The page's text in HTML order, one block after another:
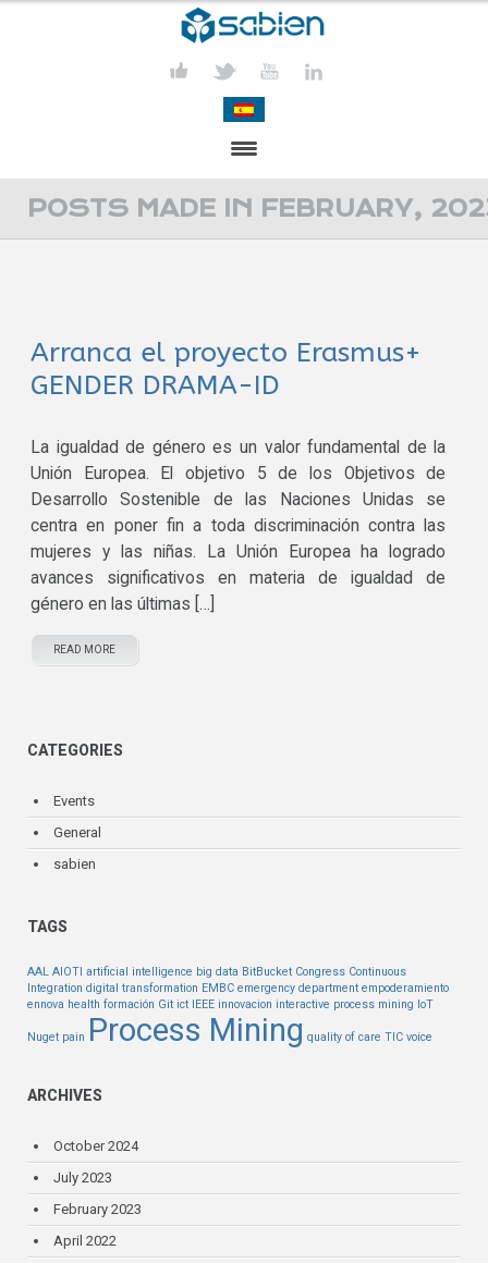
PRESENTATION
ACTIVITIES
MEDIA
CONTACT
POSTS MADE IN FEBRUARY,
Arranca el proyecto Erasmus+
GENDER DRAMA-ID
La igualdad de género es un valor fundamental de la
Unión Europea. El objetivo 5 de los Objetivos de
Desarrollo Sostenible de las Naciones Unidas se
centra en poner fin a toda discriminación contra las
mujeres y las niñas. La Unión Europea ha logrado
avances significativos en materia de igualdad de
género en las últimas […]
READ MORE
CATEGORIES
Events
General
sabien
TAGS
AAL AIOTI artificial intelligence big data BitBucket Congress Continuous
Integration digital transformation EMBC emergency department empoderamiento
ennova health formación Git ict IEEE innovacion interactive process mining IoT
Nuget pain Process Mining quality of care TIC voice
ARCHIVES
October 2024
July 2023
February 2023
April 2022